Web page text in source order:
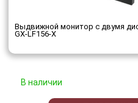
Выдвижной монитор с двумя
GX-LF156-X
В наличии